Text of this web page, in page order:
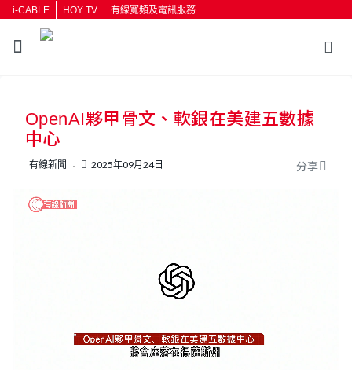
i-CABLE HOY TV 有線寬頻及電訊服務
按輸入鍵開始搜尋
OpenAI夥甲骨文、軟銀在美建五數據
中心
有線新聞 2025年09月24日 分享